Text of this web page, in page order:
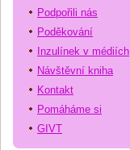
Podpořili nás
Poděkování
Inzulínek v médiích
Návštěvní kniha
Kontakt
Pomáháme si
GIVT